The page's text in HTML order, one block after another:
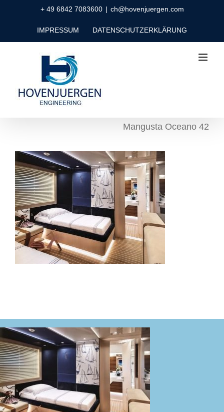
+ 49 6842 7083600 | ch@hovenjuergen.com
IMPRESSUM DATENSCHUTZERKLÄRUNG
Mangusta Oceano 42